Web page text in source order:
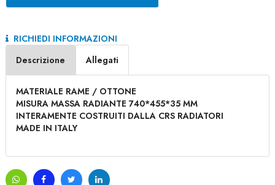
RICHIEDI INFORMAZIONI
Descrizione
Allegati
MATERIALE RAME / OTTONE
MISURA MASSA RADIANTE 740*455*35 MM
INTERAMENTE COSTRUITI DALLA CRS RADIATORI
MADE IN ITALY